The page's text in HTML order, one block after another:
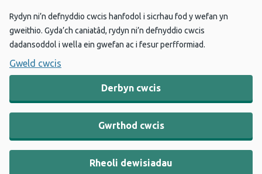
Rydyn ni’n defnyddio cwcis hanfodol i sicrhau fod y wefan yn
gweithio. Gyda’ch caniatâd, rydyn ni’n defnyddio cwcis
dadansoddol i wella ein gwefan ac i fesur perfformiad.
Gweld cwcis
Derbyn cwcis
Gwrthod cwcis
Rheoli dewisiadau